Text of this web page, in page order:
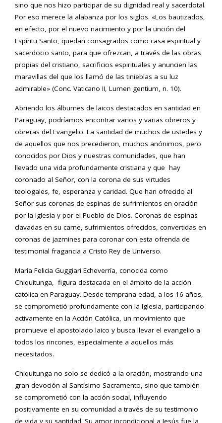
sino que nos hizo participar de su dignidad real y sacerdotal.
Por eso merece la alabanza por los siglos. «Los bautizados,
en efecto, por el nuevo nacimiento y por la unción del
Espíritu Santo, quedan consagrados como casa espiritual y
sacerdocio santo, para que ofrezcan, a través de las obras
propias del cristiano, sacrificios espirituales y anuncien las
maravillas del que los llamó de las tinieblas a su luz
admirable» (Conc. Vaticano II, Lumen gentium, n. 10).
Abriendo los álbumes de laicos destacados en santidad en
Paraguay, podríamos encontrar varios y varias obreros y
obreras del Evangelio. La santidad de muchos de ustedes y
de aquellos que nos precedieron, muchos anónimos, pero
conocidos por Dios y nuestras comunidades, que han
llevado una vida profundamente cristiana y que hay
coronado al Señor, con la corona de sus virtudes
teologales, fe, esperanza y caridad. Que han ofrecido al
Señor sus coronas de espinas de sufrimientos en oración
por la Iglesia y por el Pueblo de Dios. Coronas de espinas
clavadas en su carne, sufrimientos ofrecidos, convertidas en
coronas de jazmines para coronar con esta ofrenda de
testimonial fragancia a Cristo Rey de Universo.
María Felicia Guggiari Echeverría, conocida como
Chiquitunga, figura destacada en el ámbito de la acción
católica en Paraguay. Desde temprana edad, a los 16 años,
se comprometió profundamente con la Iglesia, participando
activamente en la Acción Católica, un movimiento que
promueve el apostolado laico y busca llevar el evangelio a
todos los rincones, especialmente a aquellos más
necesitados.
Chiquitunga no solo se dedicó a la oración, mostrando una
gran devoción al Santísimo Sacramento, sino que también
se comprometió con la acción social, influyendo
positivamente en su comunidad a través de su testimonio
de vida y su santidad. Su amor incondicional a Jesús fue la